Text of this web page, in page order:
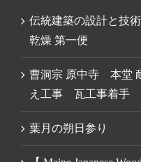
伝統建築の設計と技
乾燥 第一便
曹洞宗 原中寺 本堂
え工事 瓦工事着手
葉月の朔日参り